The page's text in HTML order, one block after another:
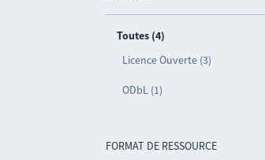
Toutes (4)
Licence Ouverte (3)
ODbL (1)
FORMAT DE RESSOURCE